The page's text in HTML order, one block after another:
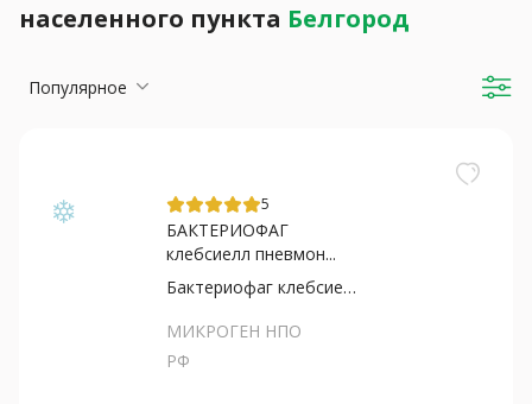
населенного пункта Белгород
Популярное
5
БАКТЕРИОФАГ
клебсиелл пневмон...
Бактериофаг клебсиелл пневмонии
МИКРОГЕН НПО
РФ